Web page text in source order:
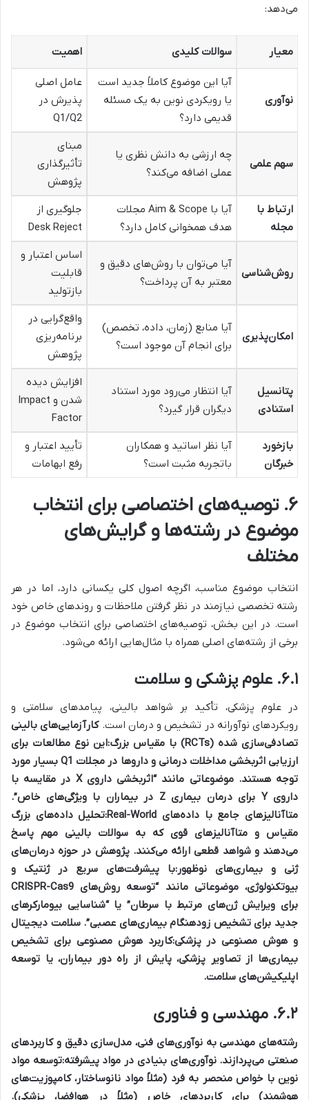
می‌دهد:
معیار سوالات کلیدی اهمیت
نوآوری
آیا این موضوع کاملاً جدید است
یا رویکردی نوین به یک مسئله
قدیمی دارد؟
عامل اصلی
پذیرش در
Q1/Q2
سهم علمی
چه ارزشی به دانش نظری یا
عملی اضافه می‌کند؟
مبنای
تأثیرگذاری
پژوهش
ارتباط با
مجله
آیا با Aim & Scope مجلات
هدف همخوانی کامل دارد؟
جلوگیری از
Desk Reject
روش‌شناسی
آیا می‌توان با روش‌های دقیق و
معتبر به آن پرداخت؟
اساس اعتبار و
قابلیت
بازتولید
امکان‌پذیری
آیا منابع (زمان، داده، تخصص)
برای انجام آن موجود است؟
واقع‌گرایی در
برنامه‌ریزی
پژوهش
پتانسیل
استنادی
آیا انتظار می‌رود مورد استناد
دیگران قرار گیرد؟
افزایش دیده
شدن و Impact
Factor
بازخورد
خبرگان
آیا نظر اساتید و همکاران
باتجربه مثبت است؟
تأیید اعتبار و
رفع ابهامات
۶. توصیه‌های اختصاصی برای انتخاب
موضوع در رشته‌ها و گرایش‌های
مختلف
انتخاب موضوع مناسب، اگرچه اصول کلی یکسانی دارد، اما در هر
رشته تخصصی نیازمند در نظر گرفتن ملاحظات و روندهای خاص خود
است. در این بخش، توصیه‌های اختصاصی برای انتخاب موضوع در
برخی از رشته‌های اصلی همراه با مثال‌هایی ارائه می‌شود.
۶.۱. علوم پزشکی و سلامت
در علوم پزشکی، تأکید بر شواهد بالینی، پیامدهای سلامتی و
رویکردهای نوآورانه در تشخیص و درمان است.کارآزمایی‌های بالینی
تصادفی‌سازی شده (RCTs) با مقیاس بزرگ:
این نوع مطالعات برای
ارزیابی اثربخشی مداخلات درمانی و داروها در مجلات Q1 بسیار مورد
توجه هستند. موضوعاتی مانند “اثربخشی داروی X در مقایسه با
داروی Y برای درمان بیماری Z در بیماران با ویژگی‌های خاص”.
متاآنالیزهای جامع با داده‌های Real-World:
تحلیل داده‌های بزرگ
مقیاس و متاآنالیزهای قوی که به سوالات بالینی مهم پاسخ
می‌دهند و شواهد قطعی ارائه می‌کنند.پژوهش در حوزه درمان‌های
ژنی و بیماری‌های نوظهور:با پیشرفت‌های سریع در ژنتیک و
بیوتکنولوژی، موضوعاتی مانند “توسعه روش‌های CRISPR-Cas9
برای ویرایش ژن‌های مرتبط با سرطان” یا “شناسایی بیومارکرهای
جدید برای تشخیص زودهنگام بیماری‌های عصبی”.سلامت دیجیتال
و هوش مصنوعی در پزشکی:کاربرد هوش مصنوعی برای تشخیص
بیماری‌ها از تصاویر پزشکی، پایش از راه دور بیماران، یا توسعه
اپلیکیشن‌های سلامت.
۶.۲. مهندسی و فناوری
رشته‌های مهندسی به نوآوری‌های فنی، مدل‌سازی دقیق و کاربردهای
صنعتی می‌پردازند.نوآوری‌های بنیادی در مواد پیشرفته:توسعه مواد
نوین با خواص منحصر به فرد (مثلاً مواد نانوساختار، کامپوزیت‌های
هوشمند) برای کاربردهای خاص (مثلاً در هوافضا، پزشکی).